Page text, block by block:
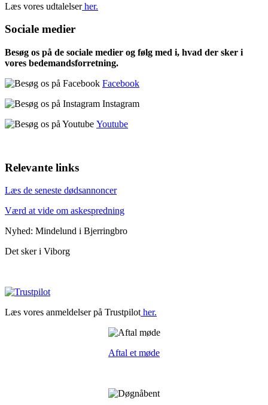
Læs vores udtalelserher.
Sociale medier
Besøg os på de sociale medier og følg med i, hvad der sker i
vores bedemandsforretning.
Facebook
Instagram
Youtube
Relevante links
Læs de seneste dødsannoncer
Værd at vide om askespredning
Nyhed: Mindelund i Bjerringbro
Det sker i Viborg
Læs vores anmeldelser på Trustpilot her.
Aftal et møde